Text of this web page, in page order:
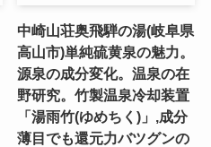
中崎山荘奥飛騨の湯(岐阜県
高山市)単純硫黄泉の魅力。
源泉の成分変化。温泉の在
野研究。竹製温泉冷却装置
「湯雨竹(ゆめちく)」,成分
薄目でも還元力バツグンの